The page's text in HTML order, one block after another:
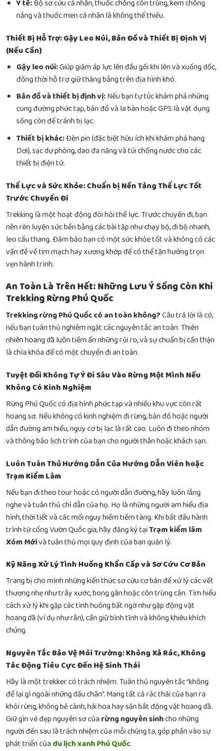
Y tế:Bộ sơ cứu cá nhân, thuốc chống côn trùng, kem chống
nắng và thuốc men cá nhân là không thể thiếu.
Thiết Bị Hỗ Trợ: Gậy Leo Núi, Bản Đồ và Thiết Bị Định Vị
(Nếu Cần)
Gậy leo núi:Giúp giảm áp lực lên đầu gối khi lên và xuống dốc,
đồng thời hỗ trợ giữ thăng bằng trên địa hình khó.
Bản đồ và thiết bị định vị:Nếu bạn tự túc khám phá những
cung đường phức tạp, bản đồ và la bàn hoặc GPS là vật dụng
sống còn để tránh bị lạc.
Thiết bị khác:Đèn pin (đặc biệt hữu ích khi khám phá hang
Dơi), sạc dự phòng, dao đa năng và túi chống nước cho các
thiết bị điện tử.
Thể Lực và Sức Khỏe: Chuẩn bị Nền Tảng Thể Lực Tốt
Trước Chuyến Đi
Trekking là một hoạt động đòi hỏi thể lực. Trước chuyến đi, bạn
nên rèn luyện sức bền bằng các bài tập như chạy bộ, đi bộ nhanh,
leo cầu thang. Đảm bảo bạn có một sức khỏe tốt và không có các
vấn đề về tim mạch hay xương khớp để có thể tận hưởng trọn
vẹn hành trình.
An Toàn Là Trên Hết: Những Lưu Ý Sống Còn Khi
Trekking Rừng Phú Quốc
Trekking rừng Phú Quốc có an toàn không?Câu trả lời là có,
nếu bạn tuân thủ nghiêm ngặt các nguyên tắc an toàn. Thiên
nhiên hoang dã luôn tiềm ẩn những rủi ro, và sự chuẩn bị cẩn thận
là chìa khóa để có một chuyến đi an toàn.
Tuyệt Đối Không Tự Ý Đi Sâu Vào Rừng Một Mình Nếu
Không Có Kinh Nghiệm
Rừng Phú Quốc có địa hình phức tạp và nhiều khu vực còn rất
hoang sơ. Nếu không có kinh nghiệm đi rừng, bản đồ hoặc người
dẫn đường am hiểu, nguy cơ bị lạc là rất cao. Luôn đi theo nhóm
và thông báo lịch trình của bạn cho người thân hoặc khách sạn.
Luôn Tuân Thủ Hướng Dẫn Của Hướng Dẫn Viên hoặc
Trạm Kiểm Lâm
Nếu bạn đi theo tour hoặc có người dẫn đường, hãy luôn lắng
nghe và tuân thủ chỉ dẫn của họ. Họ là những người am hiểu địa
hình, thời tiết và các mối nguy hiểm tiềm tàng. Khi bắt đầu hành
trình từ cổng Vườn Quốc gia, hãy đăng ký tạiTrạm kiểm lâm
Xóm Mớivà tuân thủ mọi quy định của ban quản lý.
Kỹ Năng Xử Lý Tình Huống Khẩn Cấp và Sơ Cứu Cơ Bản
Trang bị cho mình những kiến thức sơ cứu cơ bản để xử lý các vết
thương nhẹ như trầy xước, bong gân hoặc côn trùng cắn. Tìm hiểu
cách xử lý khi gặp các tình huống bất ngờ như gặp động vật
hoang dã (ví dụ như rắn), cần giữ bình tĩnh và không khiêu khích
chúng.
Nguyên Tắc Bảo Vệ Môi Trường: Không Xả Rác, Không
Tác Động Tiêu Cực Đến Hệ Sinh Thái
Hãy là một trekker có trách nhiệm. Tuân thủ nguyên tắc “không
để lại gì ngoài những dấu chân”. Mang tất cả rác thải của bạn ra
khỏi rừng, không bẻ cành, hái hoa hay săn bắt động vật hoang dã.
Giữ gìn vẻ đẹp nguyên sơ của rừng nguyên sinhcho những
người đến sau là trách nhiệm của mỗi chúng ta, góp phần vào sự
phát triển của du lịch xanh Phú Quốc.